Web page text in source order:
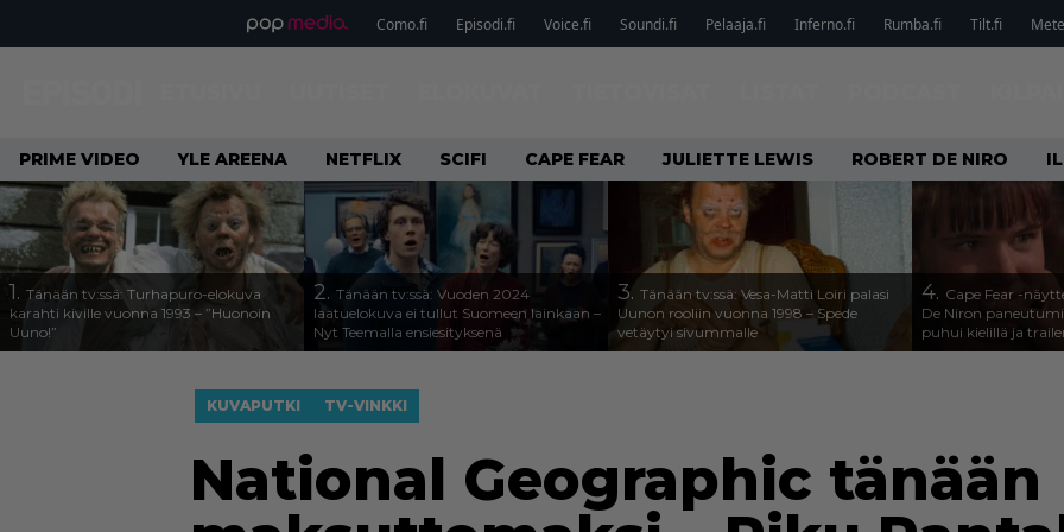
Como.fi Episodi.fi Voice.fi Soundi.fi Pelaaja.fi Inferno.fi Rumba.fi Tilt.fi
PRIME VIDEO YLE AREENA NETFLIX SCIFI CAPE FEAR JULIETTE LEWIS ROBERT DE NIRO
1. Tänään tv:ssä: Turhapuro-elokuva
karahti kiville vuonna 1993 – ”Huonoin
Uuno!”
2. Tänään tv:ssä: Vuoden 2024
laatuelokuva ei tullut Suomeen lainkaan –
Nyt Teemalla ensiesityksenä
3. Tänään tv:ssä: Vesa-Matti Loiri palasi
Uunon rooliin vuonna 1998 – Spede
vetäytyi sivummalle
4. Cape Fear -
De Niron
puhui kielillä ja
KUVAPUTKI TV-VINKKI
National Geographic tänään